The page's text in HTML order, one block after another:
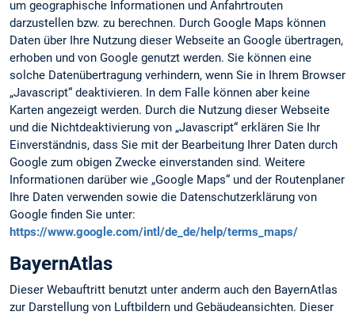
um geographische Informationen und Anfahrtrouten
darzustellen bzw. zu berechnen. Durch Google Maps können
Daten über Ihre Nutzung dieser Webseite an Google übertragen,
erhoben und von Google genutzt werden. Sie können eine
solche Datenübertragung verhindern, wenn Sie in Ihrem Browser
„Javascript“ deaktivieren. In dem Falle können aber keine
Karten angezeigt werden. Durch die Nutzung dieser Webseite
und die Nichtdeaktivierung von „Javascript“ erklären Sie Ihr
Einverständnis, dass Sie mit der Bearbeitung Ihrer Daten durch
Google zum obigen Zwecke einverstanden sind. Weitere
Informationen darüber wie „Google Maps“ und der Routenplaner
Ihre Daten verwenden sowie die Datenschutzerklärung von
Google finden Sie unter:
https://www.google.com/intl/de_de/help/terms_maps/
BayernAtlas
Dieser Webauftritt benutzt unter anderm auch den BayernAtlas
zur Darstellung von Luftbildern und Gebäudeansichten. Dieser